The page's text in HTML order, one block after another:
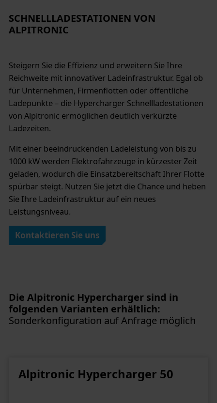
SCHNELLLADESTATIONEN VON
ALPITRONIC
Steigern Sie die Effizienz und erweitern Sie Ihre
Reichweite mit innovativer Ladeinfrastruktur. Egal ob
für Unternehmen, Firmenflotten oder öffentliche
Ladepunkte – die Hypercharger Schnellladestationen
von Alpitronic ermöglichen deutlich verkürzte
Ladezeiten.
Mit einer beeindruckenden Ladeleistung von bis zu
1000 kW werden Elektrofahrzeuge in kürzester Zeit
geladen, wodurch die Einsatzbereitschaft Ihrer Flotte
spürbar steigt. Nutzen Sie jetzt die Chance und heben
Sie Ihre Ladeinfrastruktur auf ein neues
Leistungsniveau.
Kontaktieren Sie uns
Die Alpitronic Hypercharger sind in
folgenden Varianten erhältlich:
Sonderkonfiguration auf Anfrage möglich
Alpitronic Hypercharger 50